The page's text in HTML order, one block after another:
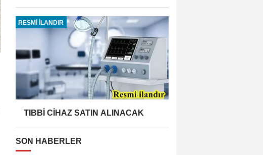
RESMİ İLANDIR
TIBBİ CİHAZ SATIN ALINACAK
SON HABERLER